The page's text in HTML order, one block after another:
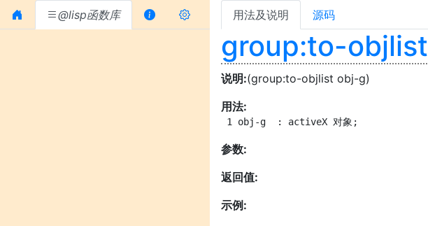
@lisp函数库 用法及说明 源码
group:to-objlist
说明:(group:to-objlist obj-g)
用法:
1 obj-g  : activeX 对象;
参数:
返回值:
示例: